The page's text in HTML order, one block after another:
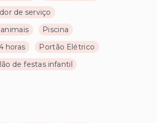
de serviço
Piscina
horas
Portão Elétrico
de festas infantil